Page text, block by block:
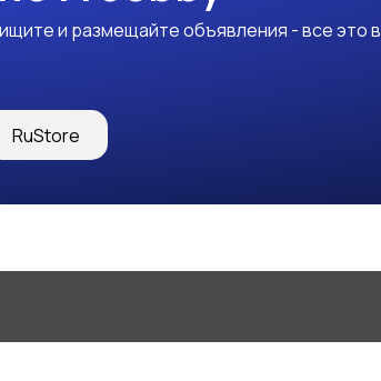
и размещайте объявления - все это в
RuStore